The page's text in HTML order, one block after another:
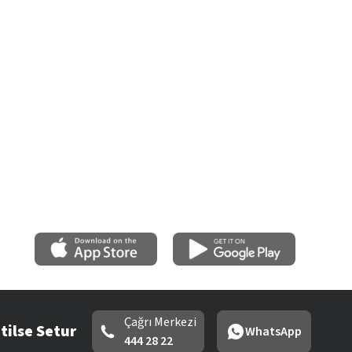
Setur
Çağrı Merkezi
444 28 22
WhatsApp